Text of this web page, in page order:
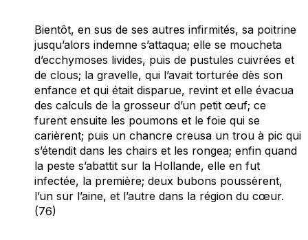
Bientôt, en sus de ses autres infirmités, sa poitrine
jusqu’alors indemne s’attaqua; elle se moucheta
d’ecchymoses livides, puis de pustules cuivrées et
de clous; la gravelle, qui l’avait torturée dès son
enfance et qui était disparue, revint et elle évacua
des calculs de la grosseur d’un petit œuf; ce
furent ensuite les poumons et le foie qui se
carièrent; puis un chancre creusa un trou à pic qui
s’étendit dans les chairs et les rongea; enfin quand
la peste s’abattit sur la Hollande, elle en fut
infectée, la première; deux bubons poussèrent,
l’un sur l’aine, et l’autre dans la région du cœur.
(76)